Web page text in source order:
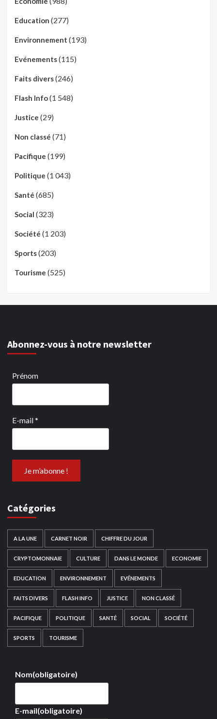
Education (277)
Environnement (193)
Evénements(115)
Faits divers(246)
Flash Info(1 548)
Justice (29)
Non classé (71)
Pacifique (199)
Politique (1 043)
Santé (685)
Social (323)
Société (1 203)
Sports(203)
Tourisme (525)
Abonnez-vous à notre newsletter
Prénom
E-mail*
Catégories
A LA UNE CARNET NOIR CHIFFRE DU JOUR
CRYPTOMONNAIE CULTURE DANS LE MONDE ECONOMIE
EDUCATION ENVIRONNEMENT EVÉNEMENTS
FAITS DIVERS FLASH INFO JUSTICE NON CLASSÉ
PACIFIQUE POLITIQUE SANTÉ SOCIAL SOCIÉTÉ
SPORTS TOURISME
Nom(obligatoire)
E-mail(obligatoire)